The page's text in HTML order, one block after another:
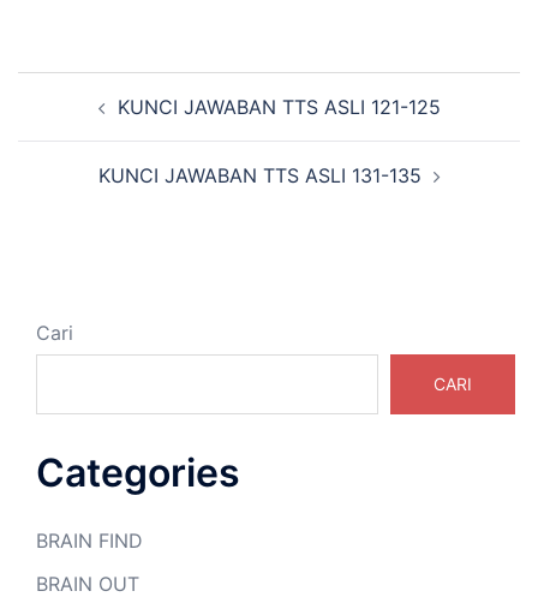
Navigasi
Tulisan
KUNCI JAWABAN TTS ASLI 121-125
KUNCI JAWABAN TTS ASLI 131-135
Cari
CARI
Categories
BRAIN FIND
BRAIN OUT